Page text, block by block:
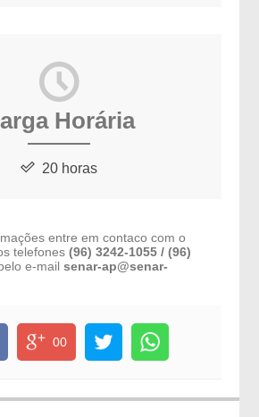
Horária
20 horas
entre em contaco com o
telefones(96) 3242-1055 / (96)
e-mailsenar-ap@senar-
00